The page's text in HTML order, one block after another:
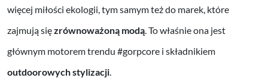
więcej miłości ekologii, tym samym też do marek, które
zajmują sięzrównoważoną modą. To właśnie ona jest
głównym motorem trendu #gorpcore i składnikiem
outdoorowych stylizacji.